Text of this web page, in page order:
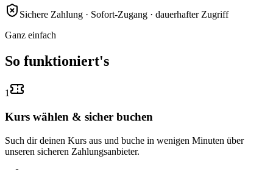
Sichere Zahlung · Sofort-Zugang · dauerhafter Zugriff
Ganz einfach
So funktioniert's
1
Kurs wählen & sicher buchen
Such dir deinen Kurs aus und buche in wenigen Minuten über
unseren sicheren Zahlungsanbieter.